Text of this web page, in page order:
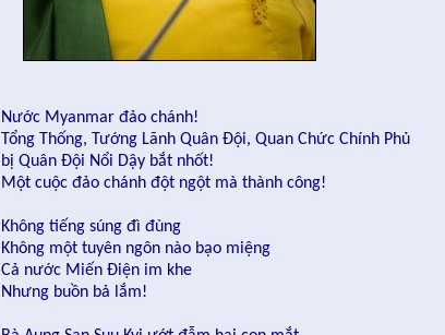
Nước Myanmar đảo chánh!
Tổng Thống, Tướng Lãnh Quân Đội, Quan Chức Chính Phủ
bị Quân Đội Nổi Dậy bắt nhốt!
Một cuộc đảo chánh đột ngột mà thành công!
Không tiếng súng đì đùng
Không một tuyên ngôn nào bạo miệng
Cả nước Miến Điện im khe
Nhưng buồn bả lắm!